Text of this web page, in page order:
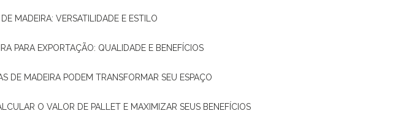
DE MADEIRA: VERSATILIDADE E ESTILO
PARA EXPORTAÇÃO: QUALIDADE E BENEFÍCIOS
DE MADEIRA PODEM TRANSFORMAR SEU ESPAÇO
O VALOR DE PALLET E MAXIMIZAR SEUS BENEFÍCIOS